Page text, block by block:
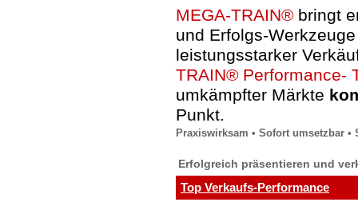
MEGA-TRAIN® bringt
und Erfolgs-
leistungsstarker
TRAIN® Performance-
umkämpfter Märkte
Punkt.
Praxiswirksam • Sofort umsetzbar
Erfolgreich präsentieren und
Top Verkaufs-Performance